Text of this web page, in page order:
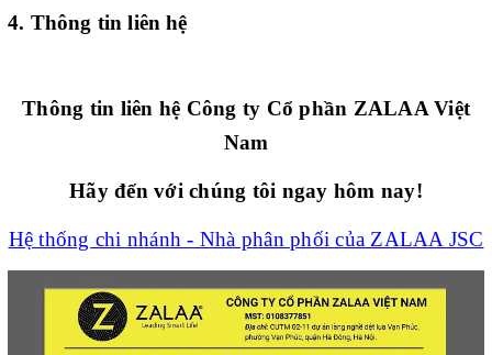
4. Thông tin liên hệ
Thông tin liên hệ Công ty Cổ phần ZALAA Việt
Nam
Hãy đến với chúng tôi ngay hôm nay!
Hệ thống chi nhánh - Nhà phân phối của ZALAA JSC